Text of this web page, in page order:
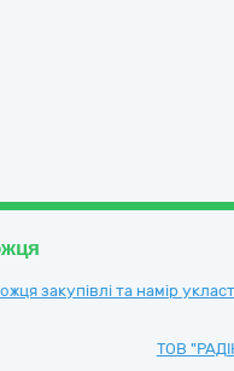
закупівлі та намір
ТОВ